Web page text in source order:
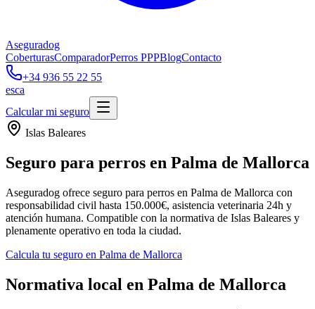
Aseguradog
CoberturasComparadorPerros PPPBlogContacto
+34 936 55 22 55
esca
Calcular mi seguro
Islas Baleares
Seguro para perros en Palma de Mallorca
Aseguradog ofrece seguro para perros en Palma de Mallorca con
responsabilidad civil hasta 150.000€, asistencia veterinaria 24h y
atención humana. Compatible con la normativa de Islas Baleares y
plenamente operativo en toda la ciudad.
Calcula tu seguro en Palma de Mallorca
Normativa local en Palma de Mallorca